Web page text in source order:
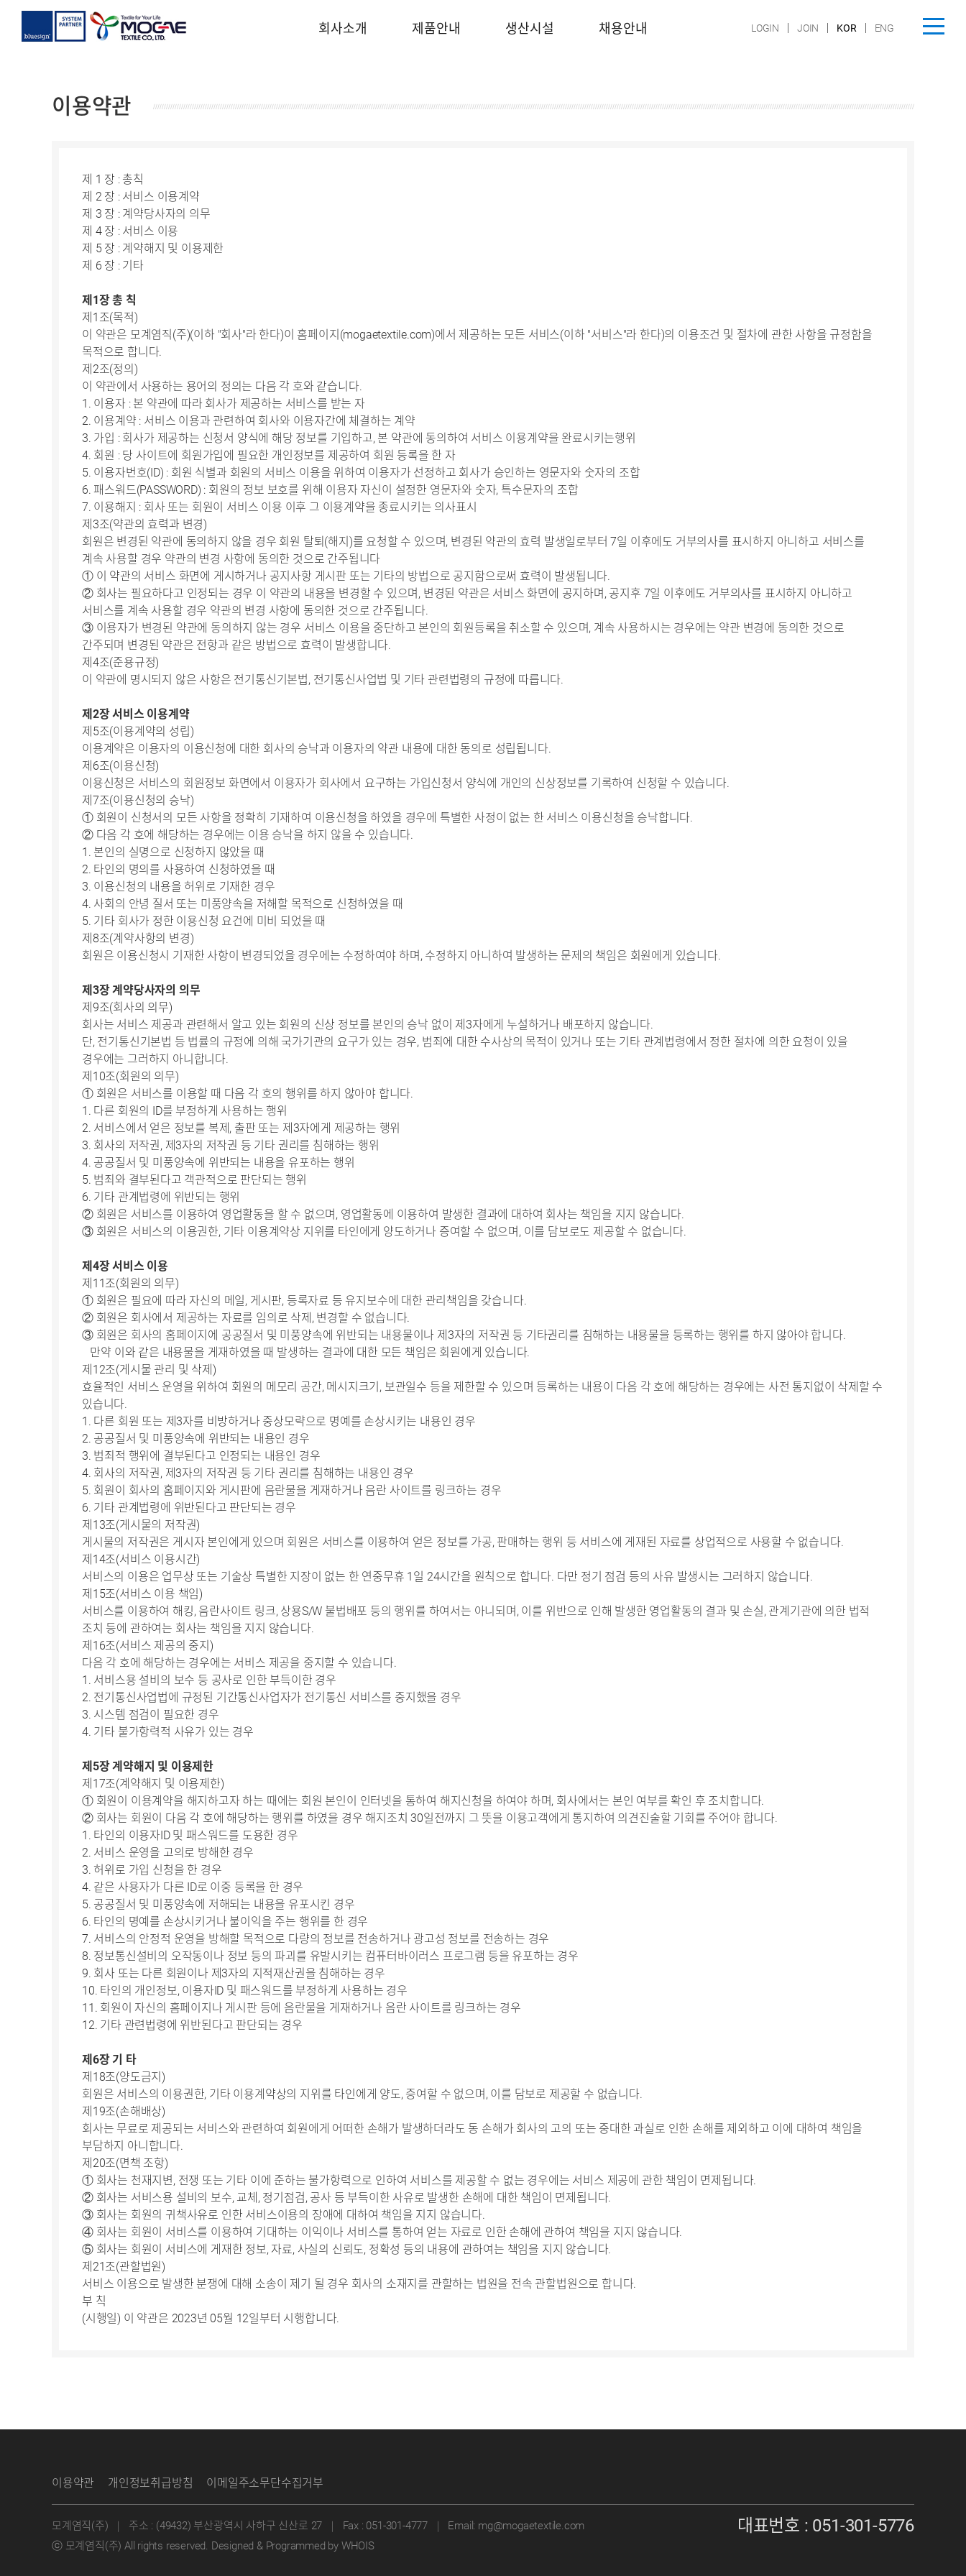
회사소개 제품안내 생산시설 채용안내 LOGIN JOIN KOR ENG
이용약관
제 1 장 : 총칙
제 2 장 : 서비스 이용계약
제 3 장 : 계약당사자의 의무
제 4 장 : 서비스 이용
제 5 장 : 계약해지 및 이용제한
제 6 장 : 기타
제1장 총 칙
제1조(목적)
이 약관은 모계염직(주)(이하 "회사"라 한다)이 홈페이지(mogaetextile.com)에서 제공하는 모든 서비스(이하 "서비스"라 한다)의 이용조건 및 절차에 관한 사항을 규정함을
목적으로 합니다.
제2조(정의)
이 약관에서 사용하는 용어의 정의는 다음 각 호와 같습니다.
1. 이용자 : 본 약관에 따라 회사가 제공하는 서비스를 받는 자
2. 이용계약 : 서비스 이용과 관련하여 회사와 이용자간에 체결하는 계약
3. 가입 : 회사가 제공하는 신청서 양식에 해당 정보를 기입하고, 본 약관에 동의하여 서비스 이용계약을 완료시키는행위
4. 회원 : 당 사이트에 회원가입에 필요한 개인정보를 제공하여 회원 등록을 한 자
5. 이용자번호(ID) : 회원 식별과 회원의 서비스 이용을 위하여 이용자가 선정하고 회사가 승인하는 영문자와 숫자의 조합
6. 패스워드(PASSWORD) : 회원의 정보 보호를 위해 이용자 자신이 설정한 영문자와 숫자, 특수문자의 조합
7. 이용해지 : 회사 또는 회원이 서비스 이용 이후 그 이용계약을 종료시키는 의사표시
제3조(약관의 효력과 변경)
회원은 변경된 약관에 동의하지 않을 경우 회원 탈퇴(해지)를 요청할 수 있으며, 변경된 약관의 효력 발생일로부터 7일 이후에도 거부의사를 표시하지 아니하고 서비스를
계속 사용할 경우 약관의 변경 사항에 동의한 것으로 간주됩니다
① 이 약관의 서비스 화면에 게시하거나 공지사항 게시판 또는 기타의 방법으로 공지함으로써 효력이 발생됩니다.
② 회사는 필요하다고 인정되는 경우 이 약관의 내용을 변경할 수 있으며, 변경된 약관은 서비스 화면에 공지하며, 공지후 7일 이후에도 거부의사를 표시하지 아니하고
서비스를 계속 사용할 경우 약관의 변경 사항에 동의한 것으로 간주됩니다.
③ 이용자가 변경된 약관에 동의하지 않는 경우 서비스 이용을 중단하고 본인의 회원등록을 취소할 수 있으며, 계속 사용하시는 경우에는 약관 변경에 동의한 것으로
간주되며 변경된 약관은 전항과 같은 방법으로 효력이 발생합니다.
제4조(준용규정)
이 약관에 명시되지 않은 사항은 전기통신기본법, 전기통신사업법 및 기타 관련법령의 규정에 따릅니다.
제2장 서비스 이용계약
제5조(이용계약의 성립)
이용계약은 이용자의 이용신청에 대한 회사의 승낙과 이용자의 약관 내용에 대한 동의로 성립됩니다.
제6조(이용신청)
이용신청은 서비스의 회원정보 화면에서 이용자가 회사에서 요구하는 가입신청서 양식에 개인의 신상정보를 기록하여 신청할 수 있습니다.
제7조(이용신청의 승낙)
① 회원이 신청서의 모든 사항을 정확히 기재하여 이용신청을 하였을 경우에 특별한 사정이 없는 한 서비스 이용신청을 승낙합니다.
② 다음 각 호에 해당하는 경우에는 이용 승낙을 하지 않을 수 있습니다.
1. 본인의 실명으로 신청하지 않았을 때
2. 타인의 명의를 사용하여 신청하였을 때
3. 이용신청의 내용을 허위로 기재한 경우
4. 사회의 안녕 질서 또는 미풍양속을 저해할 목적으로 신청하였을 때
5. 기타 회사가 정한 이용신청 요건에 미비 되었을 때
제8조(계약사항의 변경)
회원은 이용신청시 기재한 사항이 변경되었을 경우에는 수정하여야 하며, 수정하지 아니하여 발생하는 문제의 책임은 회원에게 있습니다.
제3장 계약당사자의 의무
제9조(회사의 의무)
회사는 서비스 제공과 관련해서 알고 있는 회원의 신상 정보를 본인의 승낙 없이 제3자에게 누설하거나 배포하지 않습니다.
단, 전기통신기본법 등 법률의 규정에 의해 국가기관의 요구가 있는 경우, 범죄에 대한 수사상의 목적이 있거나 또는 기타 관계법령에서 정한 절차에 의한 요청이 있을
경우에는 그러하지 아니합니다.
제10조(회원의 의무)
① 회원은 서비스를 이용할 때 다음 각 호의 행위를 하지 않아야 합니다.
1. 다른 회원의 ID를 부정하게 사용하는 행위
2. 서비스에서 얻은 정보를 복제, 출판 또는 제3자에게 제공하는 행위
3. 회사의 저작권, 제3자의 저작권 등 기타 권리를 침해하는 행위
4. 공공질서 및 미풍양속에 위반되는 내용을 유포하는 행위
5. 범죄와 결부된다고 객관적으로 판단되는 행위
6. 기타 관계법령에 위반되는 행위
② 회원은 서비스를 이용하여 영업활동을 할 수 없으며, 영업활동에 이용하여 발생한 결과에 대하여 회사는 책임을 지지 않습니다.
③ 회원은 서비스의 이용권한, 기타 이용계약상 지위를 타인에게 양도하거나 증여할 수 없으며, 이를 담보로도 제공할 수 없습니다.
제4장 서비스 이용
제11조(회원의 의무)
① 회원은 필요에 따라 자신의 메일, 게시판, 등록자료 등 유지보수에 대한 관리책임을 갖습니다.
② 회원은 회사에서 제공하는 자료를 임의로 삭제, 변경할 수 없습니다.
③ 회원은 회사의 홈페이지에 공공질서 및 미풍양속에 위반되는 내용물이나 제3자의 저작권 등 기타권리를 침해하는 내용물을 등록하는 행위를 하지 않아야 합니다.
만약 이와 같은 내용물을 게재하였을 때 발생하는 결과에 대한 모든 책임은 회원에게 있습니다.
제12조(게시물 관리 및 삭제)
효율적인 서비스 운영을 위하여 회원의 메모리 공간, 메시지크기, 보관일수 등을 제한할 수 있으며 등록하는 내용이 다음 각 호에 해당하는 경우에는 사전 통지없이 삭제할 수
있습니다.
1. 다른 회원 또는 제3자를 비방하거나 중상모략으로 명예를 손상시키는 내용인 경우
2. 공공질서 및 미풍양속에 위반되는 내용인 경우
3. 범죄적 행위에 결부된다고 인정되는 내용인 경우
4. 회사의 저작권, 제3자의 저작권 등 기타 권리를 침해하는 내용인 경우
5. 회원이 회사의 홈페이지와 게시판에 음란물을 게재하거나 음란 사이트를 링크하는 경우
6. 기타 관계법령에 위반된다고 판단되는 경우
제13조(게시물의 저작권)
게시물의 저작권은 게시자 본인에게 있으며 회원은 서비스를 이용하여 얻은 정보를 가공, 판매하는 행위 등 서비스에 게재된 자료를 상업적으로 사용할 수 없습니다.
제14조(서비스 이용시간)
서비스의 이용은 업무상 또는 기술상 특별한 지장이 없는 한 연중무휴 1일 24시간을 원칙으로 합니다. 다만 정기 점검 등의 사유 발생시는 그러하지 않습니다.
제15조(서비스 이용 책임)
서비스를 이용하여 해킹, 음란사이트 링크, 상용S/W 불법배포 등의 행위를 하여서는 아니되며, 이를 위반으로 인해 발생한 영업활동의 결과 및 손실, 관계기관에 의한 법적
조치 등에 관하여는 회사는 책임을 지지 않습니다.
제16조(서비스 제공의 중지)
다음 각 호에 해당하는 경우에는 서비스 제공을 중지할 수 있습니다.
1. 서비스용 설비의 보수 등 공사로 인한 부득이한 경우
2. 전기통신사업법에 규정된 기간통신사업자가 전기통신 서비스를 중지했을 경우
3. 시스템 점검이 필요한 경우
4. 기타 불가항력적 사유가 있는 경우
제5장 계약해지 및 이용제한
제17조(계약해지 및 이용제한)
① 회원이 이용계약을 해지하고자 하는 때에는 회원 본인이 인터넷을 통하여 해지신청을 하여야 하며, 회사에서는 본인 여부를 확인 후 조치합니다.
② 회사는 회원이 다음 각 호에 해당하는 행위를 하였을 경우 해지조치 30일전까지 그 뜻을 이용고객에게 통지하여 의견진술할 기회를 주어야 합니다.
1. 타인의 이용자ID 및 패스워드를 도용한 경우
2. 서비스 운영을 고의로 방해한 경우
3. 허위로 가입 신청을 한 경우
4. 같은 사용자가 다른 ID로 이중 등록을 한 경우
5. 공공질서 및 미풍양속에 저해되는 내용을 유포시킨 경우
6. 타인의 명예를 손상시키거나 불이익을 주는 행위를 한 경우
7. 서비스의 안정적 운영을 방해할 목적으로 다량의 정보를 전송하거나 광고성 정보를 전송하는 경우
8. 정보통신설비의 오작동이나 정보 등의 파괴를 유발시키는 컴퓨터바이러스 프로그램 등을 유포하는 경우
9. 회사 또는 다른 회원이나 제3자의 지적재산권을 침해하는 경우
10. 타인의 개인정보, 이용자ID 및 패스워드를 부정하게 사용하는 경우
11. 회원이 자신의 홈페이지나 게시판 등에 음란물을 게재하거나 음란 사이트를 링크하는 경우
12. 기타 관련법령에 위반된다고 판단되는 경우
제6장 기 타
제18조(양도금지)
회원은 서비스의 이용권한, 기타 이용계약상의 지위를 타인에게 양도, 증여할 수 없으며, 이를 담보로 제공할 수 없습니다.
제19조(손해배상)
회사는 무료로 제공되는 서비스와 관련하여 회원에게 어떠한 손해가 발생하더라도 동 손해가 회사의 고의 또는 중대한 과실로 인한 손해를 제외하고 이에 대하여 책임을
부담하지 아니합니다.
제20조(면책 조항)
① 회사는 천재지변, 전쟁 또는 기타 이에 준하는 불가항력으로 인하여 서비스를 제공할 수 없는 경우에는 서비스 제공에 관한 책임이 면제됩니다.
② 회사는 서비스용 설비의 보수, 교체, 정기점검, 공사 등 부득이한 사유로 발생한 손해에 대한 책임이 면제됩니다.
③ 회사는 회원의 귀책사유로 인한 서비스이용의 장애에 대하여 책임을 지지 않습니다.
④ 회사는 회원이 서비스를 이용하여 기대하는 이익이나 서비스를 통하여 얻는 자료로 인한 손해에 관하여 책임을 지지 않습니다.
⑤ 회사는 회원이 서비스에 게재한 정보, 자료, 사실의 신뢰도, 정확성 등의 내용에 관하여는 책임을 지지 않습니다.
제21조(관할법원)
서비스 이용으로 발생한 분쟁에 대해 소송이 제기 될 경우 회사의 소재지를 관할하는 법원을 전속 관할법원으로 합니다.
부 칙
(시행일) 이 약관은 2023년 05월 12일부터 시행합니다.
이용약관 개인정보취급방침 이메일주소무단수집거부
대표번호 : 051-301-5776
모계염직(주) ｜ 주소 : (49432) 부산광역시 사하구 신산로 27 ｜ Fax : 051-301-4777 ｜ Email: mg@mogaetextile.com
ⓒ 모계염직(주) All rights reserved. Designed & Programmed by WHOIS